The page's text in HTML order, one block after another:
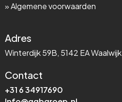
» Algemene voorwaarden
Adres
Winterdijk 59B, 5142 EA Waalwijk
Contact
+31 6 34917690